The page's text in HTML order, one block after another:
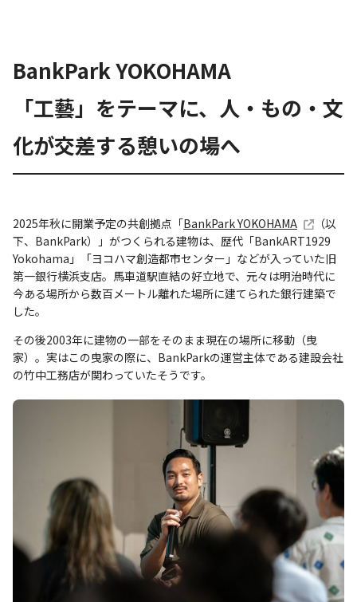
BankPark YOKOHAMA
「工藝」をテーマに、人・もの・文
化が交差する憩いの場へ
2025年秋に開業予定の共創拠点「BankPark YOKOHAMA
（以
下、BankPark）」がつくられる建物は、歴代「BankART1929
Yokohama」「ヨコハマ創造都市センター」などが入っていた旧
第一銀行横浜支店。馬車道駅直結の好立地で、元々は明治時代に
今ある場所から数百メートル離れた場所に建てられた銀行建築で
した。
その後2003年に建物の一部をそのまま現在の場所に移動（曳
家）。実はこの曳家の際に、BankParkの運営主体である建設会社
の竹中工務店が関わっていたそうです。